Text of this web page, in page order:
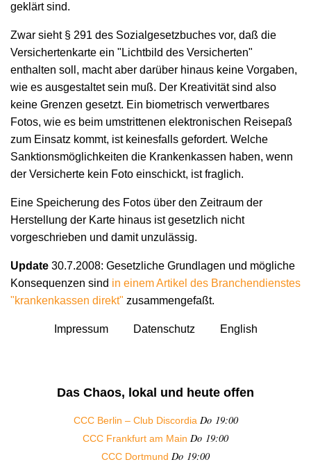
geklärt sind.
Zwar sieht § 291 des Sozialgesetzbuches vor, daß die
Versichertenkarte ein "Lichtbild des Versicherten"
enthalten soll, macht aber darüber hinaus keine Vorgaben,
wie es ausgestaltet sein muß. Der Kreativität sind also
keine Grenzen gesetzt. Ein biometrisch verwertbares
Fotos, wie es beim umstrittenen elektronischen Reisepaß
zum Einsatz kommt, ist keinesfalls gefordert. Welche
Sanktionsmöglichkeiten die Krankenkassen haben, wenn
der Versicherte kein Foto einschickt, ist fraglich.
Eine Speicherung des Fotos über den Zeitraum der
Herstellung der Karte hinaus ist gesetzlich nicht
vorgeschrieben und damit unzulässig.
Update 30.7.2008: Gesetzliche Grundlagen und mögliche
Konsequenzen sind in einem Artikel des Branchendienstes
"krankenkassen direkt" zusammengefaßt.
Impressum Datenschutz English
Das Chaos, lokal und heute offen
CCC Berlin – Club Discordia Do 19:00
CCC Frankfurt am Main Do 19:00
CCC Dortmund Do 19:00